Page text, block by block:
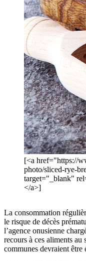
[<a href="https://
photo/sliced-rye-
target="_blank"
</a>]
La consommation
le risque de décès
l’agence onusienne
recours à ces aliments
communes devraient être